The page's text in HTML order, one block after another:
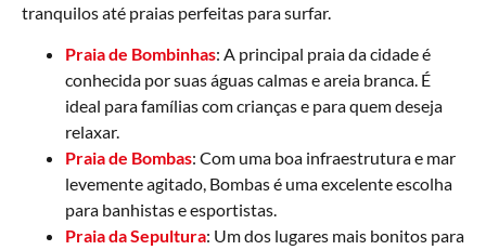
tranquilos até praias perfeitas para surfar.
Praia de Bombinhas: A principal praia da cidade é
conhecida por suas águas calmas e areia branca. É
ideal para famílias com crianças e para quem deseja
relaxar.
Praia de Bombas: Com uma boa infraestrutura e mar
levemente agitado, Bombas é uma excelente escolha
para banhistas e esportistas.
Praia da Sepultura: Um dos lugares mais bonitos para